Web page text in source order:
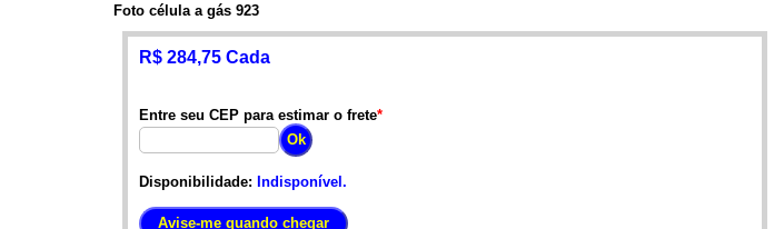
Foto célula a gás 923
R$ 284,75 Cada
Entre seu CEP para estimar o frete*
Disponibilidade: Indisponível.